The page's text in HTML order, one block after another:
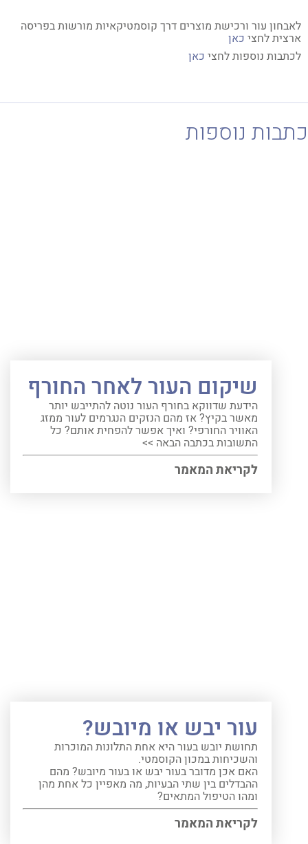
עור ורכישת מוצרים דרך קוסמטיקאיות מורשות בפריסה
לחציכאן
נוספות לחציכאן
נוספות
שיקום העור לאחר החורף
הידעת שדווקא בחורף העור נוטה להתייבש יותר
מאשר בקיץ? אז מהם הנזקים הנגרמים לעור ממזג
האוויר החורפי? ואיך אפשר להפחית אותם? כל
התשובות בכתבה הבאה >>
לקריאת המאמר
עור יבש או מיובש?
תחושת יובש בעור היא אחת התלונות המוכרות
והשכיחות במכון הקוסמטי.
האם אכן מדובר בעור יבש או בעור מיובש? מהם
ההבדלים בין שתי הבעיות, מה מאפיין כל אחת מהן
ומהו הטיפול המתאים?
לקריאת המאמר